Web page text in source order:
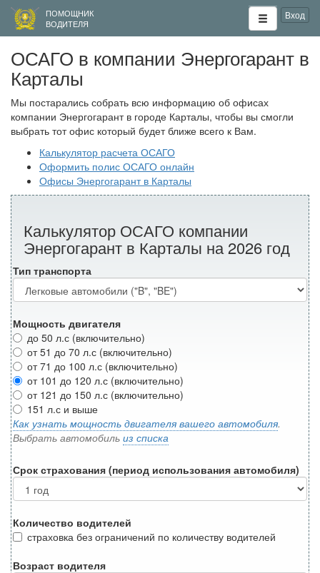
ПОМОЩНИК
ВОДИТЕЛЯ
Вход
ОСАГО в компании Энергогарант в
Карталы
Мы постарались собрать всю информацию об офисах
компании Энергогарант в городе Карталы, чтобы вы смогли
выбрать тот офис который будет ближе всего к Вам.
Калькулятор расчета ОСАГО
Оформить полис ОСАГО онлайн
Офисы Энергогарант в Карталы
Калькулятор ОСАГО компании
Энергогарант в Карталы на 2026 год
Тип транспорта
Мощность двигателя
до 50 л.с (включительно)
от 51 до 70 л.с (включительно)
от 71 до 100 л.с (включительно)
от 101 до 120 л.с (включительно)
от 121 до 150 л.с (включительно)
151 л.с и выше
Как узнать мощность двигателя вашего автомобиля.
Выбрать автомобиль из списка
Срок страхования (период использования автомобиля)
Количество водителей
страховка без ограничений по количеству водителей
Возраст водителя